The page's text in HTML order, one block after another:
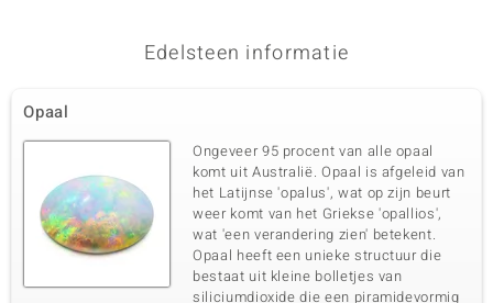
Edelsteen informatie
Opaal
Ongeveer 95 procent van alle opaal
komt uit Australië. Opaal is afgeleid van
het Latijnse 'opalus', wat op zijn beurt
weer komt van het Griekse 'opallios',
wat 'een verandering zien' betekent.
Opaal heeft een unieke structuur die
bestaat uit kleine bolletjes van
siliciumdioxide die een piramidevormig